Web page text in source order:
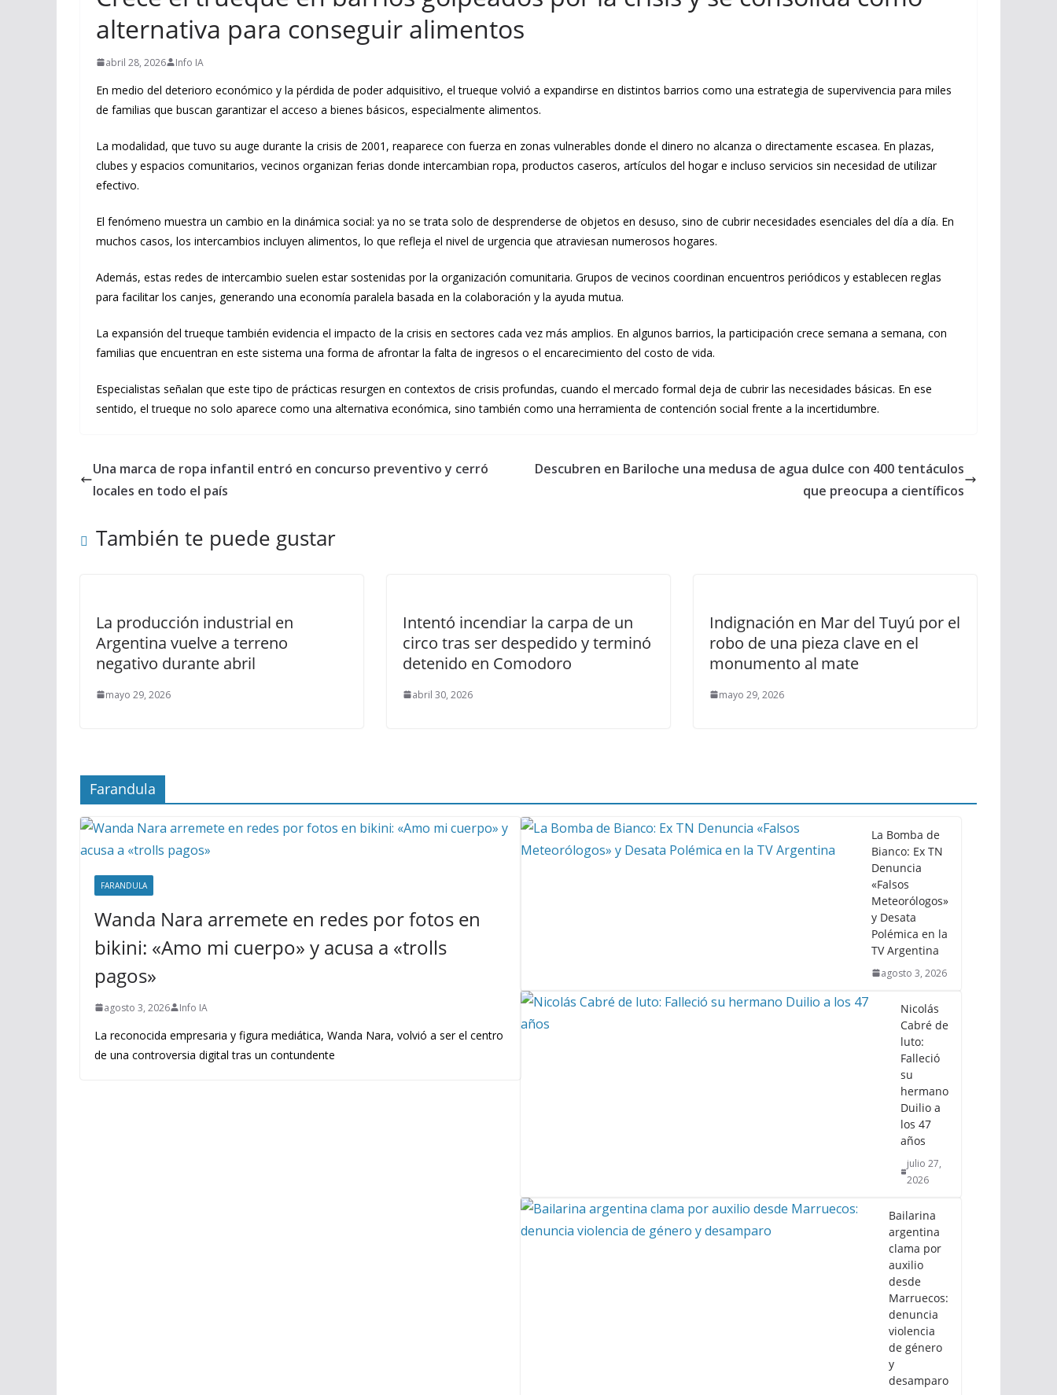
alternativa para conseguir alimentos
abril 28, 2026 Info IA
En medio del deterioro económico y la pérdida de poder adquisitivo, el trueque volvió a expandirse en distintos barrios como una estrategia de supervivencia para miles
de familias que buscan garantizar el acceso a bienes básicos, especialmente alimentos.
La modalidad, que tuvo su auge durante la crisis de 2001, reaparece con fuerza en zonas vulnerables donde el dinero no alcanza o directamente escasea. En plazas,
clubes y espacios comunitarios, vecinos organizan ferias donde intercambian ropa, productos caseros, artículos del hogar e incluso servicios sin necesidad de utilizar
efectivo.
El fenómeno muestra un cambio en la dinámica social: ya no se trata solo de desprenderse de objetos en desuso, sino de cubrir necesidades esenciales del día a día. En
muchos casos, los intercambios incluyen alimentos, lo que refleja el nivel de urgencia que atraviesan numerosos hogares.
Además, estas redes de intercambio suelen estar sostenidas por la organización comunitaria. Grupos de vecinos coordinan encuentros periódicos y establecen reglas
para facilitar los canjes, generando una economía paralela basada en la colaboración y la ayuda mutua.
La expansión del trueque también evidencia el impacto de la crisis en sectores cada vez más amplios. En algunos barrios, la participación crece semana a semana, con
familias que encuentran en este sistema una forma de afrontar la falta de ingresos o el encarecimiento del costo de vida.
Especialistas señalan que este tipo de prácticas resurgen en contextos de crisis profundas, cuando el mercado formal deja de cubrir las necesidades básicas. En ese
sentido, el trueque no solo aparece como una alternativa económica, sino también como una herramienta de contención social frente a la incertidumbre.
Una marca de ropa infantil entró en concurso preventivo y cerró
locales en todo el país
Descubren en Bariloche una medusa de agua dulce con 400 tentáculos
que preocupa a científicos
También te puede gustar
La producción industrial en
Argentina vuelve a terreno
negativo durante abril
mayo 29, 2026
Intentó incendiar la carpa de un
circo tras ser despedido y terminó
detenido en Comodoro
abril 30, 2026
Indignación en Mar del Tuyú por el
robo de una pieza clave en el
monumento al mate
mayo 29, 2026
Farandula
FARANDULA
Wanda Nara arremete en redes por fotos en
bikini: «Amo mi cuerpo» y acusa a «trolls
pagos»
agosto 3, 2026 Info IA
La reconocida empresaria y figura mediática, Wanda Nara, volvió a ser el centro
de una controversia digital tras un contundente
La Bomba de
Bianco: Ex TN
Denuncia
«Falsos
Meteorólogos»
y Desata
Polémica en la
TV Argentina
agosto 3, 2026
Nicolás
Cabré de
luto:
Falleció
su
hermano
Duilio a
los 47
años
julio 27,
2026
Bailarina
argentina
clama por
auxilio
desde
Marruecos:
denuncia
violencia
de género
y
desamparo